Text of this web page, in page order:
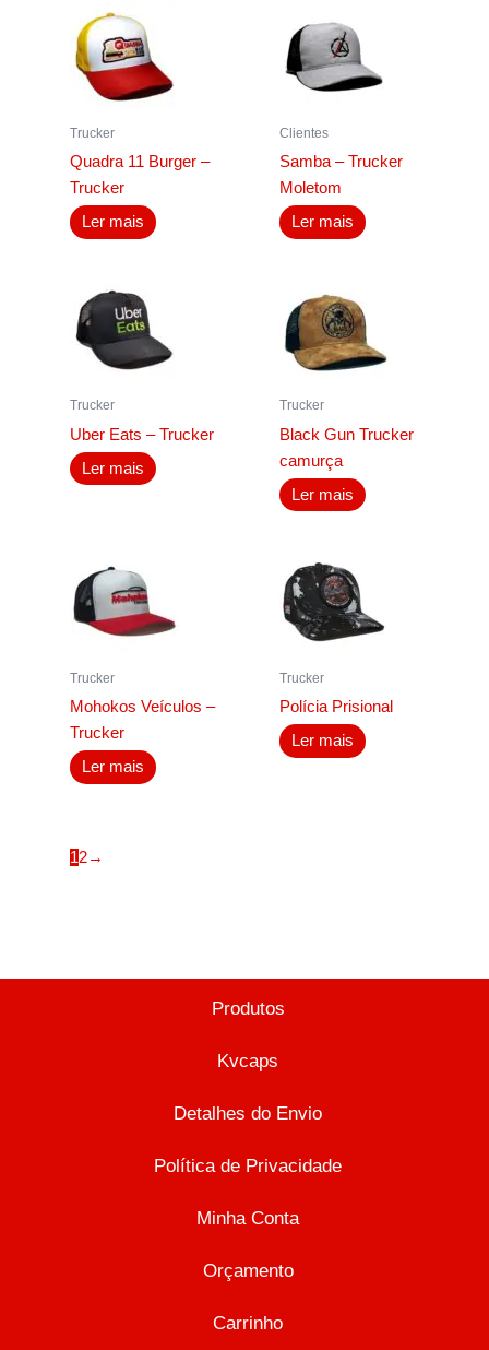
Trucker
Quadra 11 Burger –
Trucker
Ler mais
Clientes
Samba – Trucker
Moletom
Ler mais
Trucker
Uber Eats – Trucker
Ler mais
Trucker
Black Gun Trucker
camurça
Ler mais
Trucker
Mohokos Veículos –
Trucker
Ler mais
Trucker
Polícia Prisional
Ler mais
12→
Produtos
Kvcaps
Detalhes do Envio
Política de Privacidade
Minha Conta
Orçamento
Carrinho